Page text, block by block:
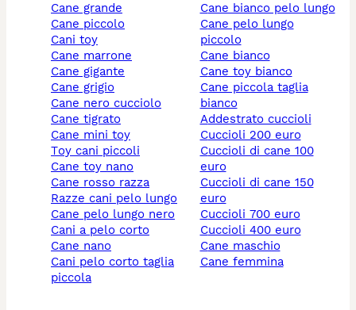
cane grande
cane piccolo
cani toy
cane marrone
cane gigante
cane grigio
cane nero cucciolo
cane tigrato
cane mini toy
toy cani piccoli
cane toy nano
cane rosso razza
razze cani pelo lungo
cane pelo lungo nero
cani a pelo corto
cane nano
cani pelo corto taglia
piccola
cane bianco pelo lungo
cane pelo lungo
piccolo
cane bianco
cane toy bianco
cane piccola taglia
bianco
addestrato cuccioli
cuccioli 200 euro
cuccioli di cane 100
euro
cuccioli di cane 150
euro
cuccioli 700 euro
cuccioli 400 euro
cane maschio
cane femmina